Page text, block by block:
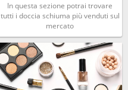
In questa sezione potrai trovare
tutti i doccia schiuma più venduti sul
mercato